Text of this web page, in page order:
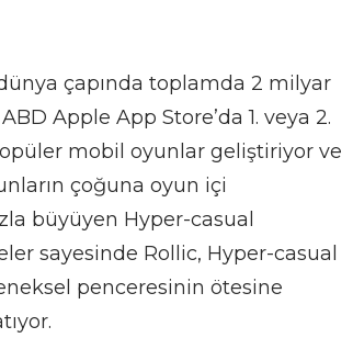
çapında toplamda 2 milyar
Apple App Store’da 1. veya 2.
mobil oyunlar geliştiriyor ve
çoğuna oyun içi
büyüyen Hyper-casual
sayesinde Rollic, Hyper-casual
penceresinin ötesine